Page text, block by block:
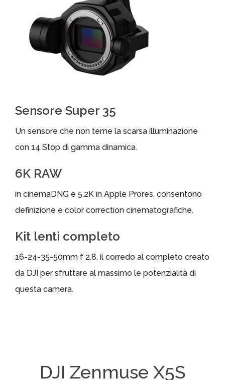
Sensore Super 35
Un sensore che non teme la scarsa illuminazione
con 14 Stop di gamma dinamica.
6K RAW
in cinemaDNG e 5.2K in Apple Prores, consentono
definizione e color correction cinematografiche.
Kit lenti completo
16-24-35-50mm f 2.8, il corredo al completo creato
da DJI per sfruttare al massimo le potenzialità di
questa camera.
DJI Zenmuse X5S